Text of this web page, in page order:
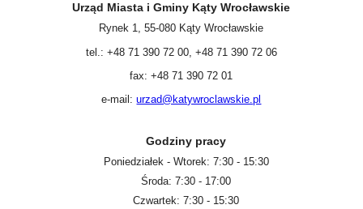
Urząd Miasta i Gminy Kąty Wrocławskie
Rynek 1, 55-080 Kąty Wrocławskie
tel.: +48 71 390 72 00, +48 71 390 72 06
fax: +48 71 390 72 01
e-mail:urzad@katywroclawskie.pl
Godziny pracy
Poniedziałek - Wtorek: 7:30 - 15:30
Środa: 7:30 - 17:00
Czwartek: 7:30 - 15:30